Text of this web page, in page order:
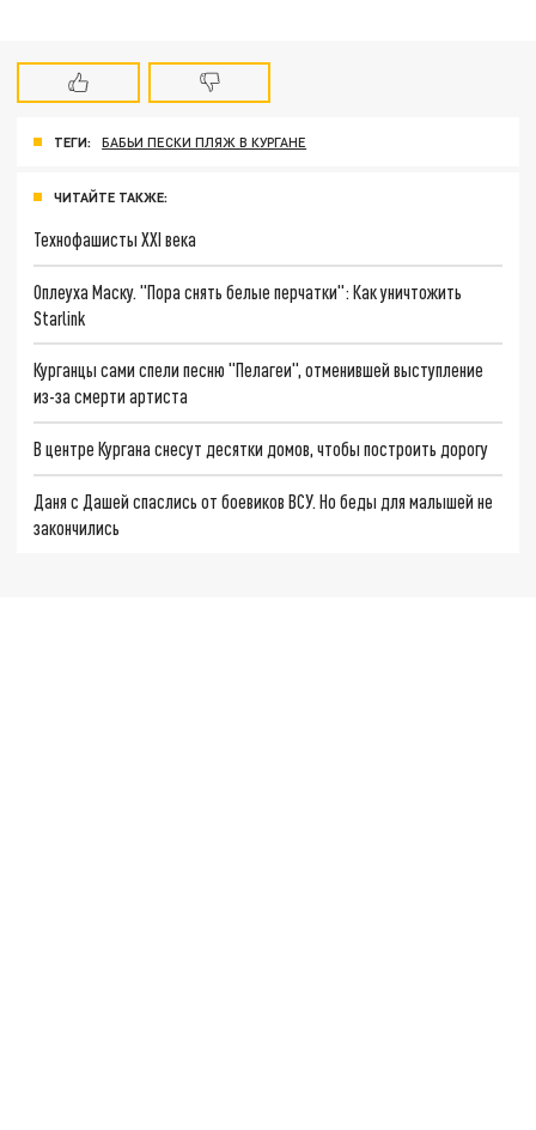
ТЕГИ: БАБЬИ ПЕСКИ ПЛЯЖ В КУРГАНЕ
ЧИТАЙТЕ ТАКЖЕ:
Технофашисты XXI века
Оплеуха Маску. "Пора снять белые перчатки": Как уничтожить
Starlink
Курганцы сами спели песню "Пелагеи", отменившей выступление
из-за смерти артиста
В центре Кургана снесут десятки домов, чтобы построить дорогу
Даня с Дашей спаслись от боевиков ВСУ. Но беды для малышей не
закончились